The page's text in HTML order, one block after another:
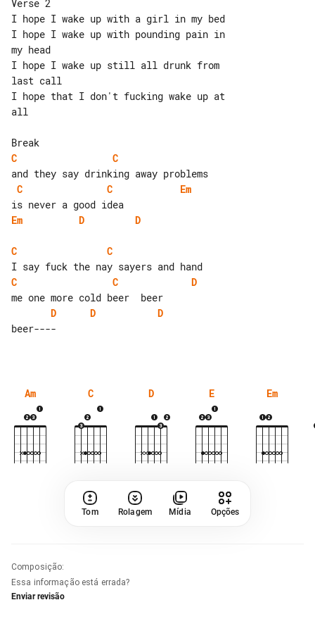
Verse 2
I hope I wake up with a girl in my bed
I hope I wake up with pounding pain in
my head
I hope I wake up still all drunk from
last call
I hope that I don't fucking wake up at
all
C
C
C
C
Em
Em
D D
C
C
C
C
D
D
D
D
beer----
Am C D E Em
Tom Rolagem Mídia Opções
Composição:
Essa informação está errada?
Enviar revisão